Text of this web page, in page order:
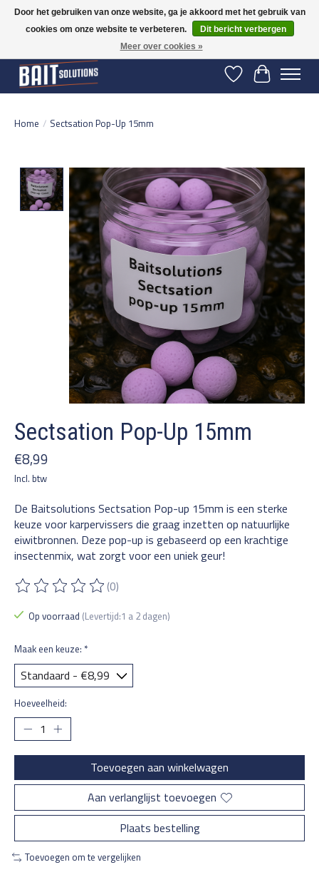
Gratis verzending vanaf 50 euro binnen NL | Op voorraad binnen 2-5 werkdagen
verzonden | België vanaf 70 euro gratis verzonden
Verlanglijst
Home / Sectsation Pop-Up 15mm
Product image slideshow Items
Sectsation Pop-Up 15mm
€8,99
Incl. btw
De Baitsolutions Sectsation Pop-up 15mm is een sterke
keuze voor karpervissers die graag inzetten op natuurlijke
eiwitbronnen. Deze pop-up is gebaseerd op een krachtige
insectenmix, wat zorgt voor een uniek geur!
De beoordeling van dit product is
(0)
Op voorraad (Levertijd:1 a 2 dagen)
Maak een keuze: *
Hoeveelheid:
Toevoegen aan winkelwagen
Aan verlanglijst toevoegen
Plaats bestelling
Toevoegen om te vergelijken
Door het gebruiken van onze website, ga je akkoord met het gebruik van
cookies om onze website te verbeteren.
Dit bericht verbergen
Meer over cookies »